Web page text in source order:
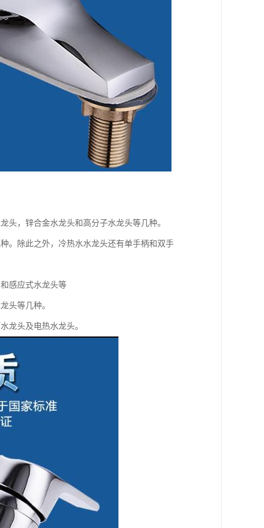
头，锌合金水龙头和高分子水龙头等几种。
。除此之外，冷热水水龙头还有单手柄和双手
感应式水龙头等
头等几种。
龙头及电热水龙头。